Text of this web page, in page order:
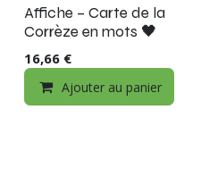
Nouveau !
Affiche – Carte de la
Corrèze en mots 🖤
16,66 €
Ajouter au panier